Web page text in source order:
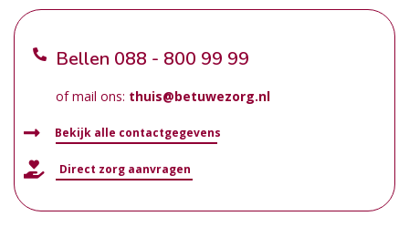
Bellen 088 - 800 99 99
of mail ons: thuis@betuwezorg.nl
Bekijk alle contactgegevens
Direct zorg aanvragen